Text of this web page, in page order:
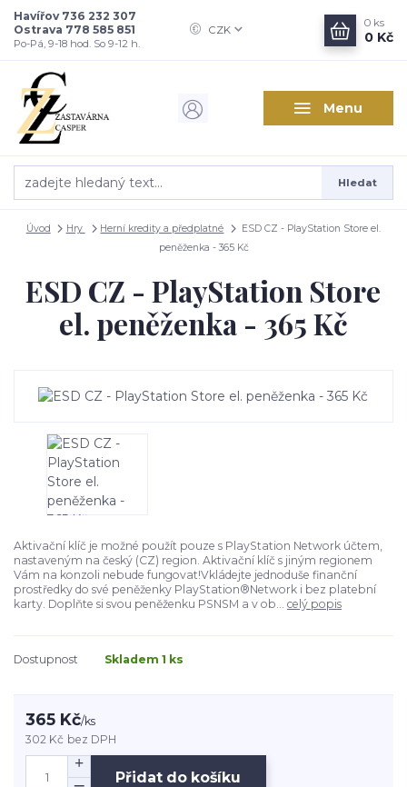
Menu
CZK
Hledat
Havířov 736 232 307
Ostrava 778 585 851
Po-Pá, 9-18 hod. So 9-12 h.
0 ks
0 Kč
Úvod Hry Herní kredity a předplatné
ESD CZ - PlayStation Store el.
peněženka - 365 Kč
ESD CZ - PlayStation Store
el. peněženka - 365 Kč
Aktivační klíč je možné použít pouze s PlayStation Network účtem,
nastaveným na český (CZ) region. Aktivační klíč s jiným regionem
Vám na konzoli nebude fungovat!Vkládejte jednoduše finanční
prostředky do své peněženky PlayStation®Network i bez platební
karty. Doplňte si svou peněženku PSNSM a v ob... celý popis
Dostupnost Skladem 1 ks
365 Kč/ks
302 Kč bez DPH
Přidat do košíku